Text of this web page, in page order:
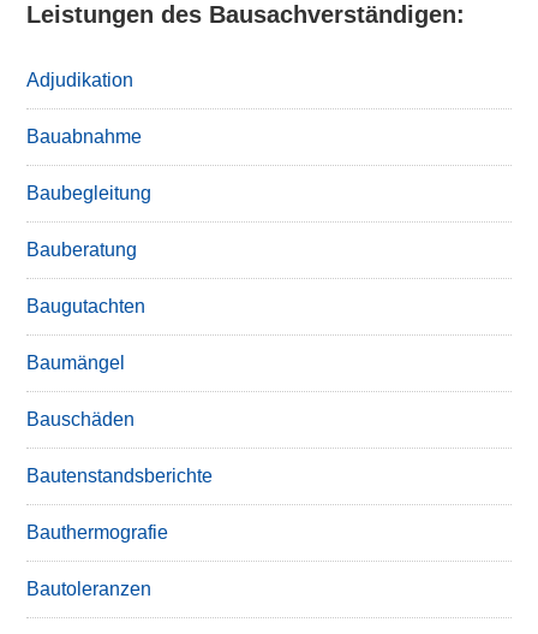
Leistungen des Bausachverständigen:
Adjudikation
Bauabnahme
Baubegleitung
Bauberatung
Baugutachten
Baumängel
Bauschäden
Bautenstandsberichte
Bauthermografie
Bautoleranzen